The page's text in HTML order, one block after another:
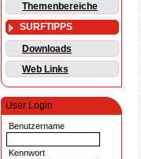
Themenbereiche
SURFTIPPS
Downloads
Web Links
User Login
Benutzername
Kennwort